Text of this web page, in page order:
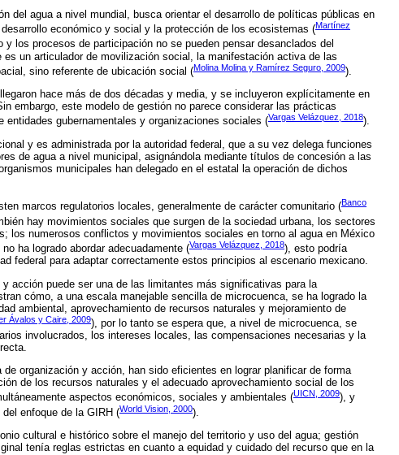
del agua a nivel mundial, busca orientar el desarrollo de políticas públicas en
económico y social y la protección de los ecosistemas (Martínez
y los procesos de participación no se pueden pensar desanclados del
un articulador de movilización social, la manifestación activa de las
sino referente de ubicación social (Molina Molina y Ramírez Seguro, 2009).
hace más de dos décadas y media, y se incluyeron explícitamente en
embargo, este modelo de gestión no parece considerar las prácticas
gubernamentales y organizaciones sociales (Vargas Velázquez, 2018).
y es administrada por la autoridad federal, que a su vez delega funciones
de agua a nivel municipal, asignándola mediante títulos de concesión a las
municipales han delegado en el estatal la operación de dichos
marcos regulatorios locales, generalmente de carácter comunitario (Banco
hay movimientos sociales que surgen de la sociedad urbana, los sectores
los numerosos conflictos y movimientos sociales en torno al agua en México
ha logrado abordar adecuadamente (Vargas Velázquez, 2018), esto podría
federal para adaptar correctamente estos principios al escenario mexicano.
acción puede ser una de las limitantes más significativas para la
cómo, a una escala manejable sencilla de microcuenca, se ha logrado la
ambiental, aprovechamiento de recursos naturales y mejoramiento de
Ávalos y Caire, 2009), por lo tanto se espera que, a nivel de microcuenca, se
involucrados, los intereses locales, las compensaciones necesarias y la
organización y acción, han sido eficientes en lograr planificar de forma
de los recursos naturales y el adecuado aprovechamiento social de los
aspectos económicos, sociales y ambientales (UICN, 2009), y
enfoque de la GIRH (World Vision, 2000).
cultural e histórico sobre el manejo del territorio y uso del agua; gestión
tenía reglas estrictas en cuanto a equidad y cuidado del recurso que en la